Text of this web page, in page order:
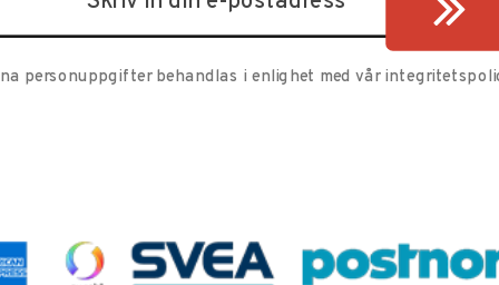
personuppgifter behandlas i enlighet med vår